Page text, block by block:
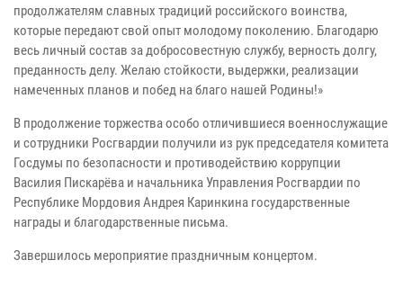
продолжателям славных традиций российского воинства,
которые передают свой опыт молодому поколению. Благодарю
весь личный состав за добросовестную службу, верность долгу,
преданность делу. Желаю стойкости, выдержки, реализации
намеченных планов и побед на благо нашей Родины!»
В продолжение торжества особо отличившиеся военнослужащие
и сотрудники Росгвардии получили из рук председателя комитета
Госдумы по безопасности и противодействию коррупции
Василия Пискарёва и начальника Управления Росгвардии по
Республике Мордовия Андрея Каринкина государственные
награды и благодарственные письма.
Завершилось мероприятие праздничным концертом.